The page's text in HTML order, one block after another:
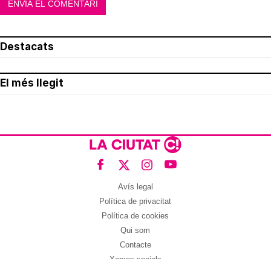
Destacats
El més llegit
Avís legal
Política de privacitat
Política de cookies
Qui som
Contacte